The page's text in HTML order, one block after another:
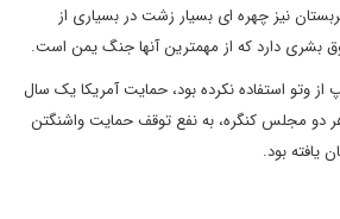
نیز چهره ای بسیار زشت در بسیاری از
بشری دارد که از مهمترین آنها جنگ یمن است.
وتو استفاده نکرده بود، حمایت آمریکا یک سال
دو مجلس کنگره، به نفع توقف حمایت واشنگتن
یافته بود.